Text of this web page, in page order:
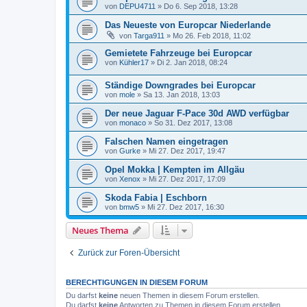
von DEPU4711 » Do 6. Sep 2018, 13:28
Das Neueste von Europcar Niederlande
von Targa911 » Mo 26. Feb 2018, 11:02
Gemietete Fahrzeuge bei Europcar
von Kühler17 » Di 2. Jan 2018, 08:24
Ständige Downgrades bei Europcar
von mole » Sa 13. Jan 2018, 13:03
Der neue Jaguar F-Pace 30d AWD verfügbar
von monaco » So 31. Dez 2017, 13:08
Falschen Namen eingetragen
von Gurke » Mi 27. Dez 2017, 19:47
Opel Mokka | Kempten im Allgäu
von Xenox » Mi 27. Dez 2017, 17:09
Skoda Fabia | Eschborn
von bmw5 » Mi 27. Dez 2017, 16:30
Neues Thema
Zurück zur Foren-Übersicht
BERECHTIGUNGEN IN DIESEM FORUM
Du darfst keine neuen Themen in diesem Forum erstellen.
Du darfst keineAntworten zu Themen in diesem Forum erstellen.